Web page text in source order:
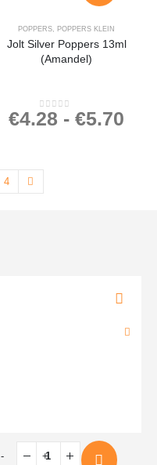
POPPERS, POPPERS KLEIN
Jolt Silver Poppers 13ml
(Amandel)
0out of 5
€4.28 - €5.70
4
- +